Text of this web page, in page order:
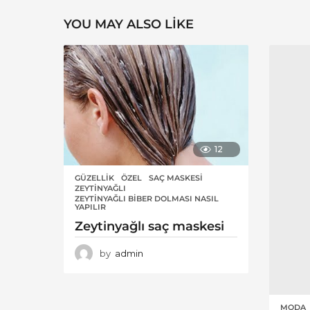
YOU MAY ALSO LIKE
12
GÜZELLIK ÖZEL ,SAÇ MASKESI
ZEYTINYAĞLI
ZEYTINYAĞLI BIBER DOLMASI NASIL
YAPILIR
Zeytinyağlı saç maskesi
by admin
MODA